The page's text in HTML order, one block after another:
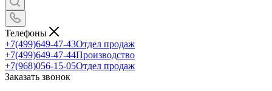
Телефоны
+7(499)649-47-43Отдел продаж
+7(499)649-47-44Производство
+7(968)056-15-05Отдел продаж
Заказать звонок